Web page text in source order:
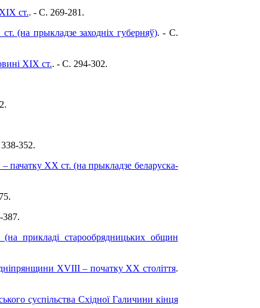
ст.. - C. 269-281.
(на прыкладзе заходніх губерняў). - C.
ХІХ ст.. - C. 294-302.
352.
пачатку XX ст. (на прыкладзе беларуска-
387.
(на прикладі старообрядницьких общин
ХVIIІ – початку ХХ століття.
суспільства Східної Галичини кінця